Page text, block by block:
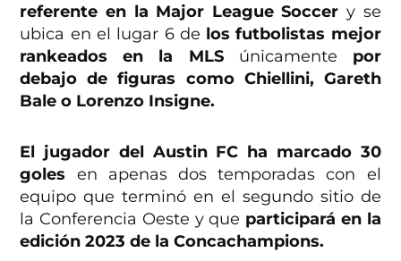
referente en la Major League Soccer y se
ubica en el lugar 6 de los futbolistas mejor
rankeados en la MLSúnicamente por
debajo de figuras como Chiellini, Gareth
Bale o Lorenzo Insigne.
El jugador del Austin FC ha marcado 30
goles en apenas dos temporadas con el
equipo que terminó en el segundo sitio de
la Conferencia Oeste y que participará en la
edición 2023 de la Concachampions.